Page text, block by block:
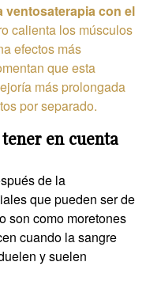
ventosaterapia con el
calienta los músculos
efectos más
que esta
más prolongada
por separado.
en cuenta
de la
que pueden ser de
son como moretones
cuando la sangre
y suelen